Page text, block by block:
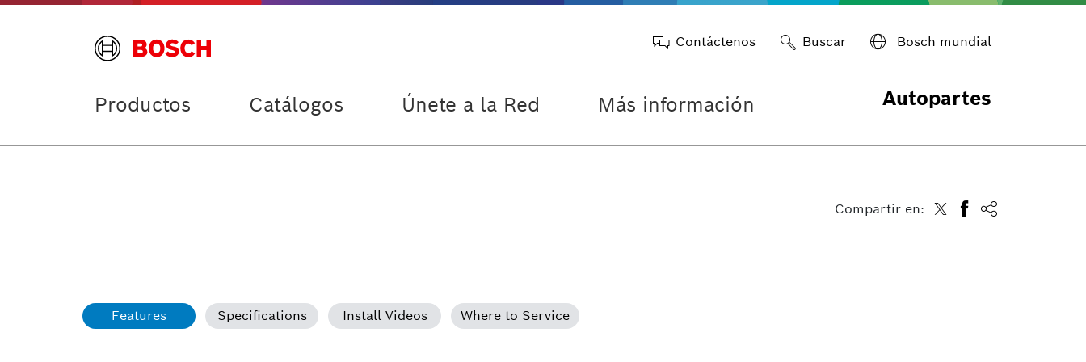
Contáctenos Buscar Bosch mundial
Productos Catálogos Únete a la Red Más información Autopartes
Compartir en:
Features Specifications Install Videos Where to Service